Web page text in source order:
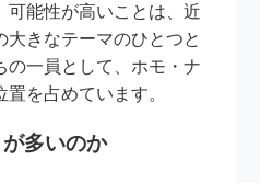
可能性が高いことは、近
きなテーマのひとつと
の一員として、ホモ・ナ
を占めています。
多いのか